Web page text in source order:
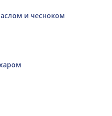
и чесноком